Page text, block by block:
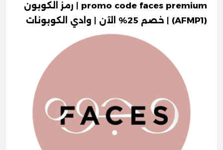
promo code faces premium | رمز الكوبون
(AFMP1) | خصم 25% الآن | وادي الكوبونات